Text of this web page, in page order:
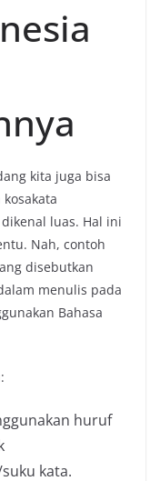
kita juga bisa
luas. Hal ini
Nah, contoh
disebutkan
menulis pada
Bahasa
huruf
kata.